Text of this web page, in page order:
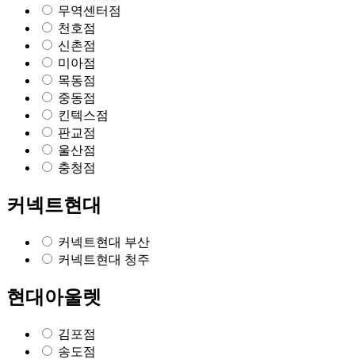
무역센터점
천호점
신촌점
미아점
목동점
중동점
킨텍스점
판교점
울산점
충청점
커넥트현대
커넥트현대 부산
커넥트현대 청주
현대아울렛
김포점
송도점